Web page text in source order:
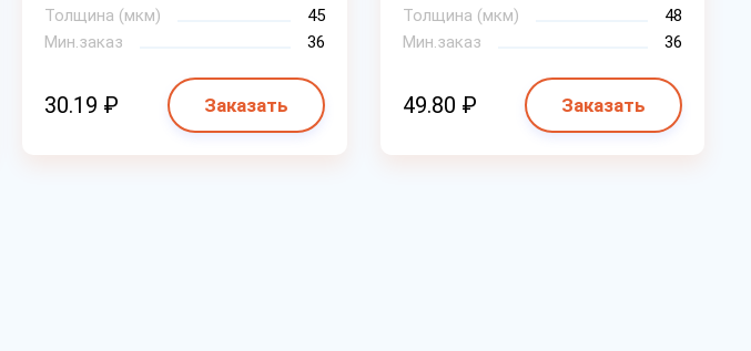
Толщина (мкм)
45
Мин.заказ
36
30.19 ₽ Заказать
Толщина (мкм)
48
Мин.заказ
36
49.80 ₽ Заказать